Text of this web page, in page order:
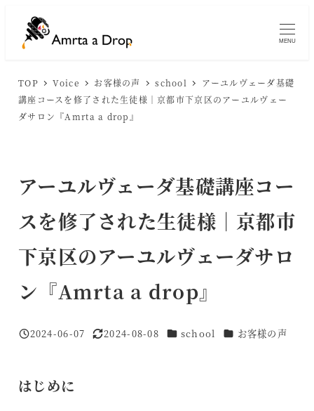
MENU
TOP Voice お客様の声 school
アーユルヴェーダ基礎
講座コースを修了された生徒様｜京都市下京区のアーユルヴェー
ダサロン『Amrta a drop』
アーユルヴェーダ基礎講座コー
スを修了された生徒様｜京都市
下京区のアーユルヴェーダサロ
ン『Amrta a drop』
投稿日
2024-06-07
更新日
2024-08-08 カテゴリー
school カテゴリー
お客様の声
はじめに